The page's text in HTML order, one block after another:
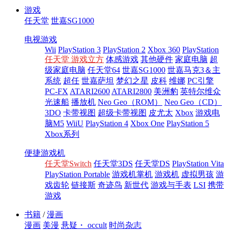
游戏
任天堂 世嘉SG1000
电视游戏
Wii PlayStation 3 PlayStation 2 Xbox 360 PlayStation
任天堂 游戏立方 体感游戏 其他硬件 家庭电脑 超
级家庭电脑 任天堂64 世嘉SG1000 世嘉马克3＆主
系统 超任 世嘉萨坦 梦幻之星 皮科 维娜 PC引擎
PC-FX ATARI2600 ATARI2800 美洲豹 英特尔维众
光速船 播放机 Neo Geo（ROM）
Neo Geo（CD）
3DO 卡带视图 超级卡带视图 皮尤太 Xbox 游戏电
脑M5 WiiU PlayStation 4 Xbox One PlayStation 5
Xbox系列
便捷游戏机
任天堂Switch 任天堂3DS 任天堂DS PlayStation Vita
PlayStation Portable 游戏机掌机 游戏机 虚拟男孩 游
戏齿轮 链接斯 奇迹鸟 新世代 游戏与手表 LSI 携带
游戏
书籍 / 漫画
漫画 美漫 悬疑・ occult 时尚杂志